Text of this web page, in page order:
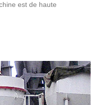
est de haute